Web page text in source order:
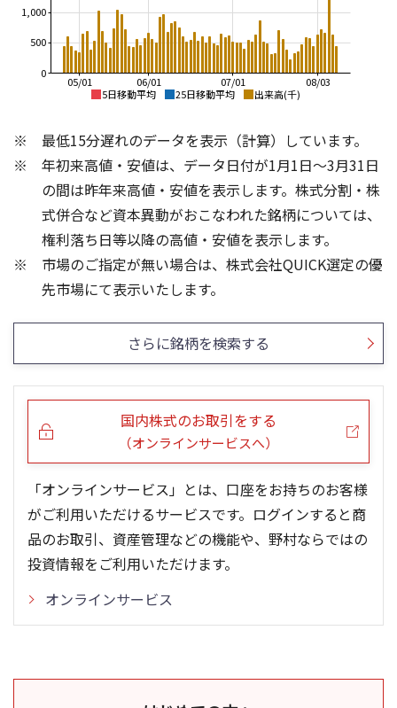
5日移動平均 25日移動平均 出来高(千)
08/03
07/01
06/01
05/01
0
500
1,000
13週移動平均 26週移動平均 出来高(千)
2,500
3,500
4,500
5,000
5,500
0
500
1,000
5ヶ月移動平均 25ヶ月移動平均 出来高(千)
2,000
4,000
5,000
0
400
800
最低15分遅れのデータを表示（計算）しています。
年初来高値・安値は、データ日付が1月1日～3月31日
の間は昨年来高値・安値を表示します。株式分割・株
式併合など資本異動がおこなわれた銘柄については、
権利落ち日等以降の高値・安値を表示します。
市場のご指定が無い場合は、株式会社QUICK選定の優
先市場にて表示いたします。
さらに銘柄を検索する
国内株式のお取引をする
（オンラインサービスへ）
「オンラインサービス」とは、口座をお持ちのお客様
がご利用いただけるサービスです。ログインすると商
品のお取引、資産管理などの機能や、野村ならではの
投資情報をご利用いただけます。
オンラインサービス